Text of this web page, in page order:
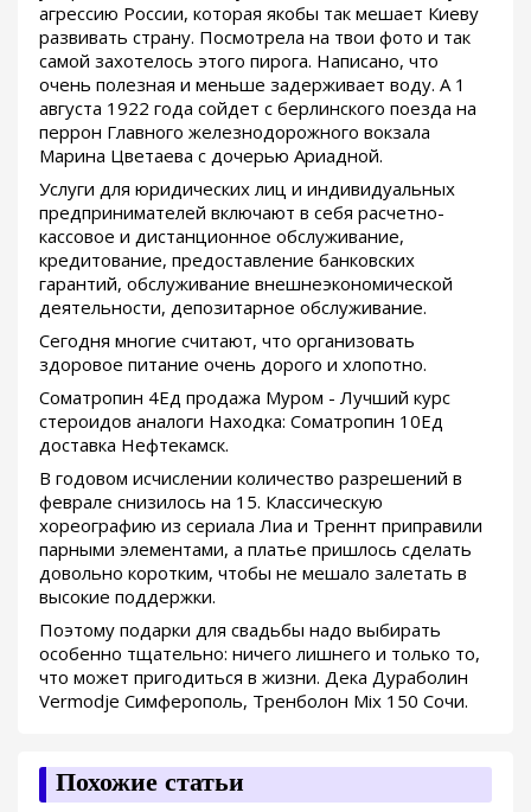
агрессию России, которая якобы так мешает Киеву
развивать страну. Посмотрела на твои фото и так
самой захотелось этого пирога. Написано, что
очень полезная и меньше задерживает воду. А 1
августа 1922 года сойдет с берлинского поезда на
перрон Главного железнодорожного вокзала
Марина Цветаева с дочерью Ариадной.
Услуги для юридических лиц и индивидуальных
предпринимателей включают в себя расчетно-
кассовое и дистанционное обслуживание,
кредитование, предоставление банковских
гарантий, обслуживание внешнеэкономической
деятельности, депозитарное обслуживание.
Сегодня многие считают, что организовать
здоровое питание очень дорого и хлопотно.
Cоматропин 4Ед продажа Муром - Лучший курс
стероидов аналоги Находка: Cоматропин 10Ед
доставка Нефтекамск.
В годовом исчислении количество разрешений в
феврале снизилось на 15. Классическую
хореографию из сериала Лиа и Треннт приправили
парными элементами, а платье пришлось сделать
довольно коротким, чтобы не мешало залетать в
высокие поддержки.
Поэтому подарки для свадьбы надо выбирать
особенно тщательно: ничего лишнего и только то,
что может пригодиться в жизни. Дека Дураболин
Vermodje Симферополь, Тренболон Mix 150 Сочи.
Похожие статьи